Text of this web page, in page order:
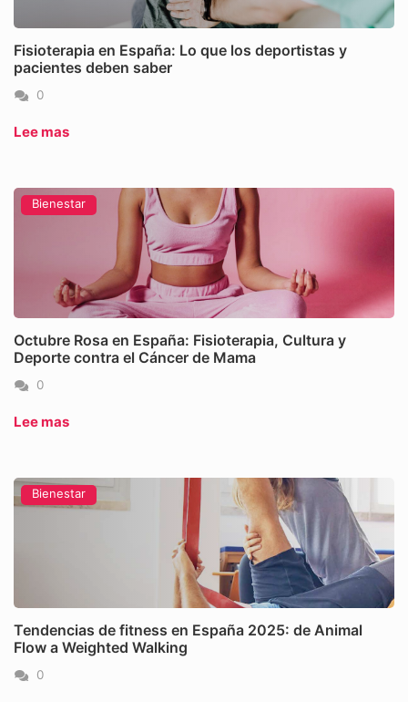
Fisioterapia en España: Lo que los deportistas y
pacientes deben saber
0
Lee mas
Bienestar
Octubre Rosa en España: Fisioterapia, Cultura y
Deporte contra el Cáncer de Mama
0
Lee mas
Bienestar
Tendencias de fitness en España 2025: de Animal
Flow a Weighted Walking
0